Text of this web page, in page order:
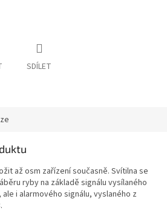
SDÍLET
až osm zařízení současně. Svítilna se
ryby na základě signálu vysílaného
i alarmového signálu, vyslaného z